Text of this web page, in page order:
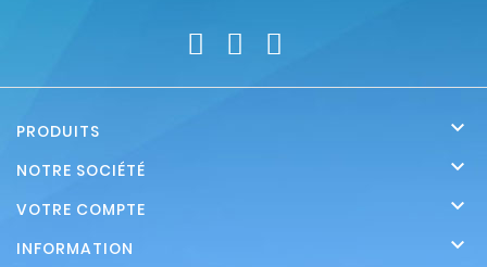
PRODUITS 
NOTRE SOCIÉTÉ 
VOTRE COMPTE 
INFORMATION 